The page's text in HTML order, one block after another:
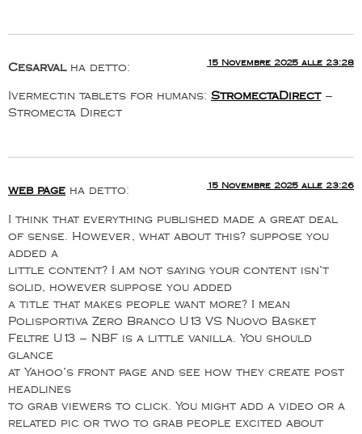
Cesarval ha detto: 15 Novembre 2025 alle 23:28
Ivermectin tablets for humans: StromectaDirect–
Stromecta Direct
web page ha detto: 15 Novembre 2025 alle 23:26
I think that everything published made a great deal
of sense. However, what about this? suppose you
added a
little content? I am not saying your content isn’t
solid, however suppose you added
a title that makes people want more? I mean
Polisportiva Zero Branco U13 VS Nuovo Basket
Feltre U13 – NBF is a little vanilla. You should
glance
at Yahoo’s front page and see how they create post
headlines
to grab viewers to click. You might add a video or a
related pic or two to grab people excited about